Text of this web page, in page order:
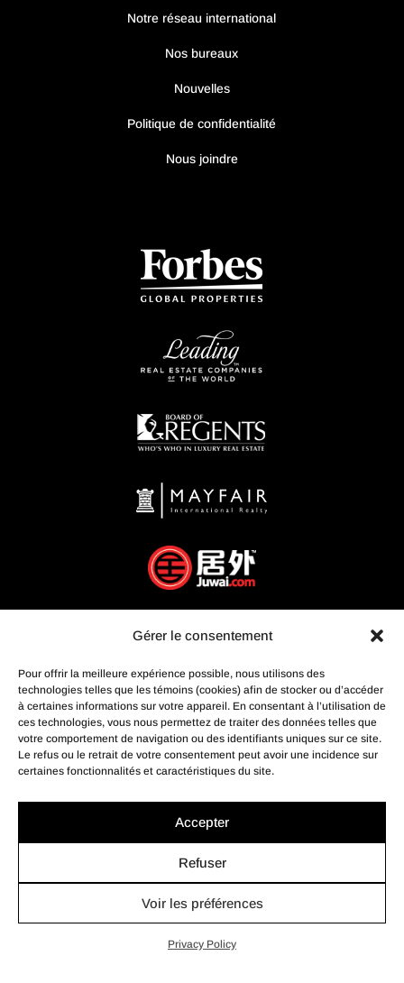
Gérer le consentement
Pour offrir la meilleure expérience possible, nous utilisons des
technologies telles que les témoins (cookies) afin de stocker ou d’accéder
à certaines informations sur votre appareil. En consentant à l’utilisation de
ces technologies, vous nous permettez de traiter des données telles que
votre comportement de navigation ou des identifiants uniques sur ce site.
Le refus ou le retrait de votre consentement peut avoir une incidence sur
certaines fonctionnalités et caractéristiques du site.
Accepter
Refuser
Voir les préférences
Privacy Policy
Notre réseau international
Nos bureaux
Nouvelles
Politique de confidentialité
Nous joindre
droits réservés.